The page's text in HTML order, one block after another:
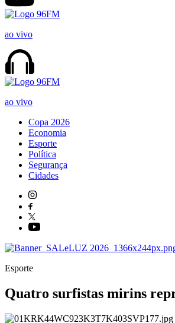
ao vivo
ao vivo
Copa 2026
Economia
Esporte
Política
Segurança
Cidades
Esporte
Quatro surfistas mirins